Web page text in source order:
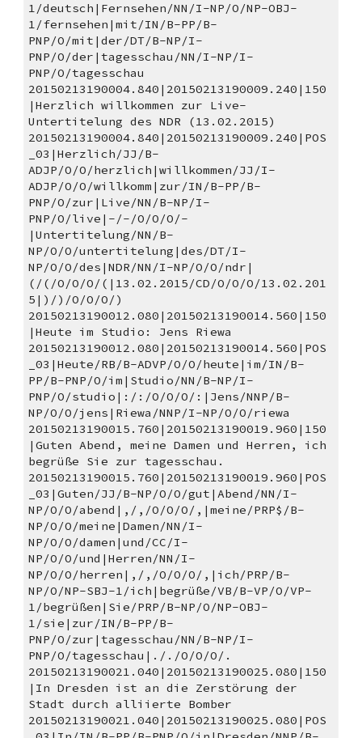
1/deutsch|Fernsehen/NN/I-NP/O/NP-OBJ-
1/fernsehen|mit/IN/B-PP/B-
PNP/O/mit|der/DT/B-NP/I-
PNP/O/der|tagesschau/NN/I-NP/I-
PNP/O/tagesschau
20150213190004.840|20150213190009.240|150
|Herzlich willkommen zur Live-
Untertitelung des NDR (13.02.2015)
20150213190004.840|20150213190009.240|POS
_03|Herzlich/JJ/B-
ADJP/O/O/herzlich|willkommen/JJ/I-
ADJP/O/O/willkomm|zur/IN/B-PP/B-
PNP/O/zur|Live/NN/B-NP/I-
PNP/O/live|-/-/O/O/O/-
|Untertitelung/NN/B-
NP/O/O/untertitelung|des/DT/I-
NP/O/O/des|NDR/NN/I-NP/O/O/ndr|
(/(/O/O/O/(|13.02.2015/CD/O/O/O/13.02.201
5|)/)/O/O/O/)
20150213190012.080|20150213190014.560|150
|Heute im Studio: Jens Riewa
20150213190012.080|20150213190014.560|POS
_03|Heute/RB/B-ADVP/O/O/heute|im/IN/B-
PP/B-PNP/O/im|Studio/NN/B-NP/I-
PNP/O/studio|:/:/O/O/O/:|Jens/NNP/B-
NP/O/O/jens|Riewa/NNP/I-NP/O/O/riewa
20150213190015.760|20150213190019.960|150
|Guten Abend, meine Damen und Herren, ich
begrüße Sie zur tagesschau.
20150213190015.760|20150213190019.960|POS
_03|Guten/JJ/B-NP/O/O/gut|Abend/NN/I-
NP/O/O/abend|,/,/O/O/O/,|meine/PRP$/B-
NP/O/O/meine|Damen/NN/I-
NP/O/O/damen|und/CC/I-
NP/O/O/und|Herren/NN/I-
NP/O/O/herren|,/,/O/O/O/,|ich/PRP/B-
NP/O/NP-SBJ-1/ich|begrüße/VB/B-VP/O/VP-
1/begrüßen|Sie/PRP/B-NP/O/NP-OBJ-
1/sie|zur/IN/B-PP/B-
PNP/O/zur|tagesschau/NN/B-NP/I-
PNP/O/tagesschau|././O/O/O/.
20150213190021.040|20150213190025.080|150
|In Dresden ist an die Zerstörung der
Stadt durch alliierte Bomber
20150213190021.040|20150213190025.080|POS